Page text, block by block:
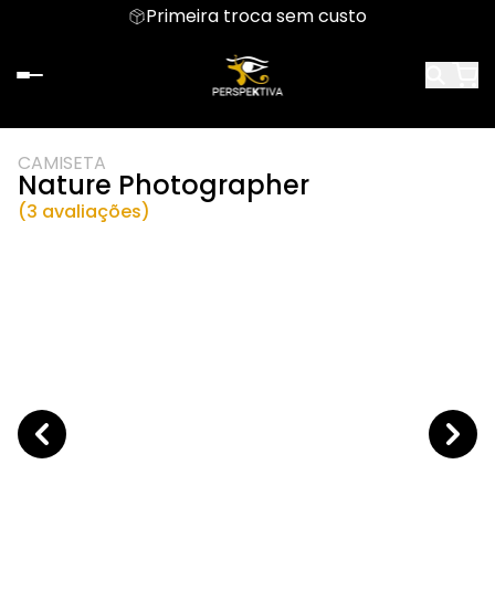
Primeira troca sem custo
CAMISETA
Nature Photographer
(3 avaliações)